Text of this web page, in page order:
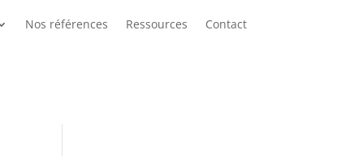
Nos références Ressources Contact